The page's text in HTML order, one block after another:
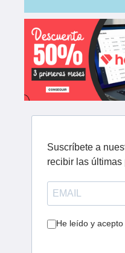
Suscríbete a
recibir las
He leído y acepto